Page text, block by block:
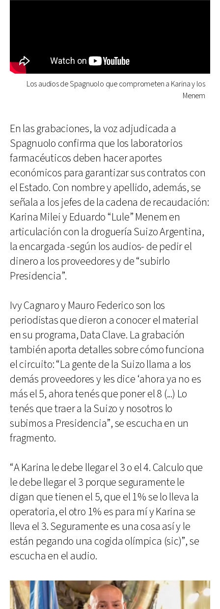
Los audios de Spagnuolo que comprometen a Karina y los
Menem
En las grabaciones, la voz adjudicada a
Spagnuolo confirma que los laboratorios
farmacéuticos deben hacer aportes
económicos para garantizar sus contratos con
el Estado. Con nombre y apellido, además, se
señala a los jefes de la cadena de recaudación:
Karina Milei y Eduardo “Lule” Menem en
articulación con la droguería Suizo Argentina,
la encargada -según los audios- de pedir el
dinero a los proveedores y de “subirlo
Presidencia”.
Ivy Cagnaro y Mauro Federico son los
periodistas que dieron a conocer el material
en su programa, Data Clave. La grabación
también aporta detalles sobre cómo funciona
el circuito: “La gente de la Suizo llama a los
demás proveedores y les dice ‘ahora ya no es
más el 5, ahora tenés que poner el 8 (...) Lo
tenés que traer a la Suizo y nosotros lo
subimos a Presidencia”, se escucha en un
fragmento.
“A Karina le debe llegar el 3 o el 4. Calculo que
le debe llegar el 3 porque seguramente le
digan que tienen el 5, que el 1% se lo lleva la
operatoria, el otro 1% es para mí y Karina se
lleva el 3. Seguramente es una cosa así y le
están pegando una cogida olímpica (sic)”, se
escucha en el audio.